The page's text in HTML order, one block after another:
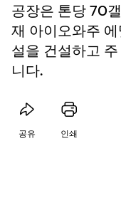
공장은 톤당 70
재 아이오와주
설을 건설하고
니다.
공유 인쇄